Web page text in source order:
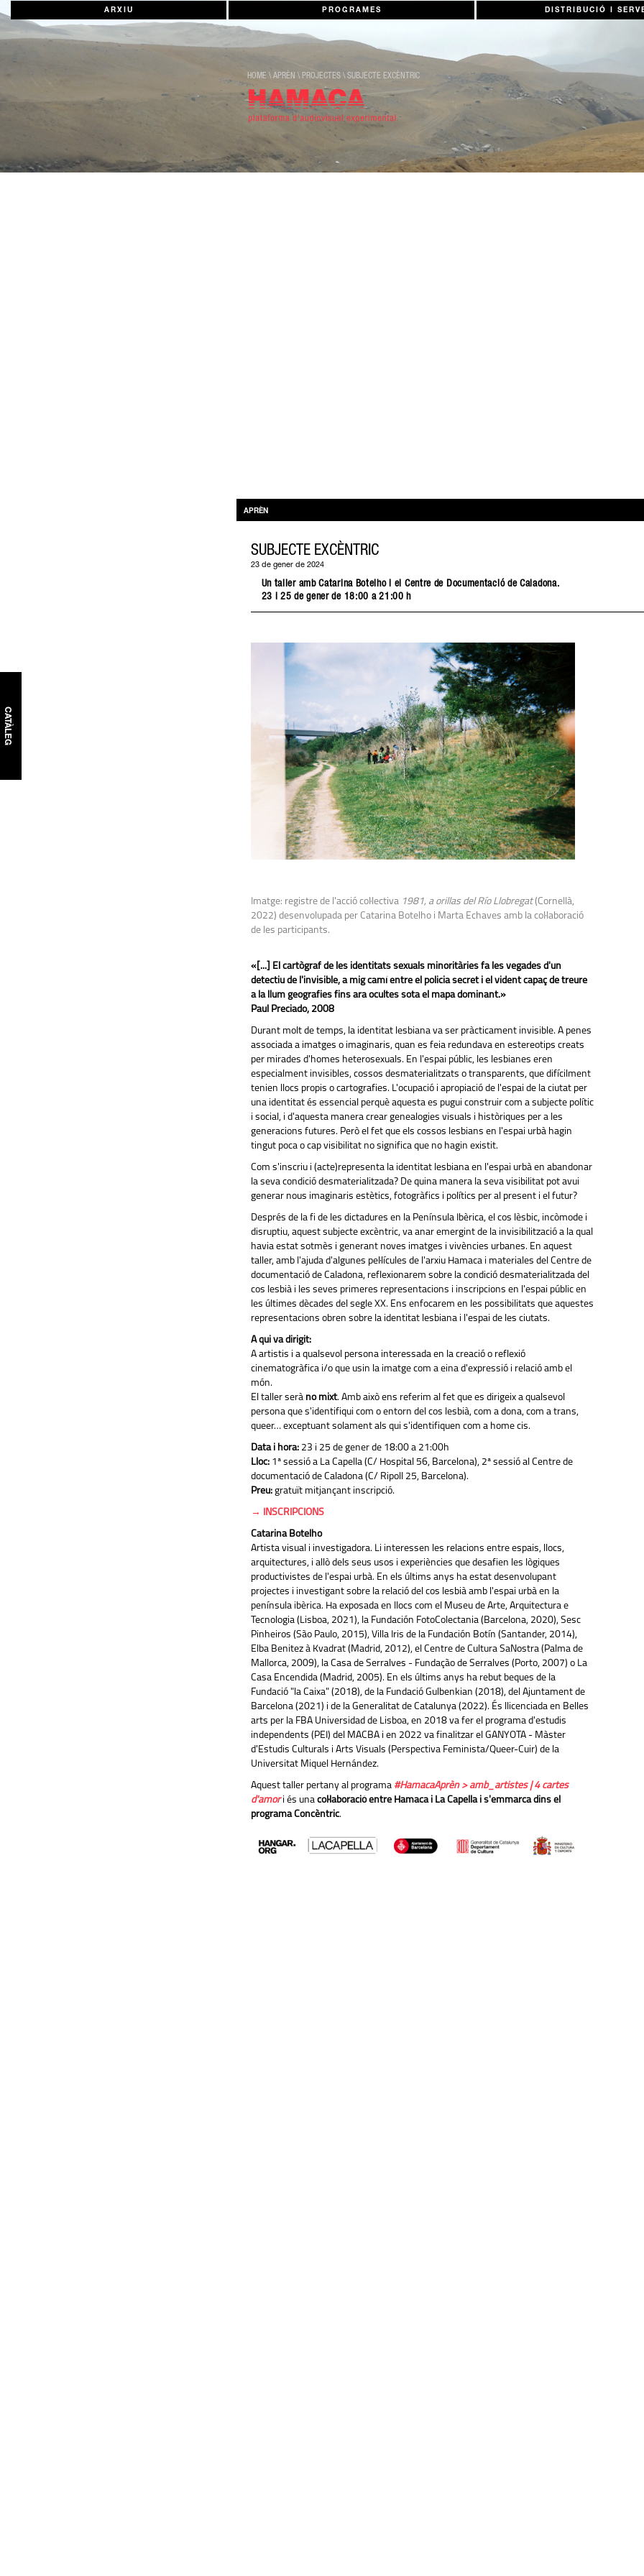
ARXIU PROGRAMES DISTRIBUCIÓ I
HOME \ APRÈN \ PROJECTES\ SUBJECTE EXCÈNTRIC
CATÀLEG
APRÈN
SUBJECTE EXCÈNTRIC
23 de gener de 2024
Un taller amb Catarina Botelho i el Centre de Documentació de Caladona.
23 i 25 de gener de 18:00 a 21:00 h
Imatge: registre de l'acció col·lectiva 1981, a orillas del Río Llobregat(Cornellà,
2022) desenvolupada per Catarina Botelho i Marta Echaves amb la col·laboració
de les participants.
«[...] El cartògraf de les identitats sexuals minoritàries fa les vegades d'un
detectiu de l'invisible, a mig camí entre el policia secret i el vident capaç de treure
a la llum geografies fins ara ocultes sota el mapa dominant.»
Paul Preciado, 2008
Durant molt de temps, la identitat lesbiana va ser pràcticament invisible. A penes
associada a imatges o imaginaris, quan es feia redundava en estereotips creats
per mirades d'homes heterosexuals. En l'espai públic, les lesbianes eren
especialment invisibles, cossos desmaterialitzats o transparents, que difícilment
tenien llocs propis o cartografies. L'ocupació i apropiació de l'espai de la ciutat per
una identitat és essencial perquè aquesta es pugui construir com a subjecte polític
i social, i d'aquesta manera crear genealogies visuals i històriques per a les
generacions futures. Però el fet que els cossos lesbians en l'espai urbà hagin
tingut poca o cap visibilitat no significa que no hagin existit.
Com s'inscriu i (acte)representa la identitat lesbiana en l'espai urbà en abandonar
la seva condició desmaterialitzada? De quina manera la seva visibilitat pot avui
generar nous imaginaris estètics, fotogràfics i polítics per al present i el futur?
Després de la fi de les dictadures en la Península Ibèrica, el cos lèsbic, incòmode i
disruptiu, aquest subjecte excèntric, va anar emergint de la invisibilització a la qual
havia estat sotmès i generant noves imatges i vivències urbanes. En aquest
taller, amb l'ajuda d'algunes pel·lícules de l'arxiu Hamaca i materiales del Centre de
documentació de Caladona, reflexionarem sobre la condició desmaterialitzada del
cos lesbià i les seves primeres representacions i inscripcions en l'espai públic en
les últimes dècades del segle XX. Ens enfocarem en les possibilitats que aquestes
representacions obren sobre la identitat lesbiana i l'espai de les ciutats.
A qui va dirigit:
A artistis i a qualsevol persona interessada en la creació o reflexió
cinematogràfica i/o que usin la imatge com a eina d'expressió i relació amb el
món.
El taller serà no mixt. Amb això ens referim al fet que es dirigeix a qualsevol
persona que s'identifiqui com o entorn del cos lesbià, com a dona, com a trans,
queer… exceptuant solament als qui s'identifiquen com a home cis.
Data i hora:23 i 25 de gener de 18:00 a 21:00h
Lloc:1ª sessió a La Capella (C/ Hospital 56, Barcelona), 2ª sessió al Centre de
documentació de Caladona (C/ Ripoll 25, Barcelona).
Preu:gratuït mitjançant inscripció.
→ INSCRIPCIONS
Catarina Botelho
Artista visual i investigadora. Li interessen les relacions entre espais, llocs,
arquitectures, i allò dels seus usos i experiències que desafien les lògiques
productivistes de l'espai urbà. En els últims anys ha estat desenvolupant
projectes i investigant sobre la relació del cos lesbià amb l'espai urbà en la
península ibèrica. Ha exposada en llocs com el Museu de Arte, Arquitectura e
Tecnologia (Lisboa, 2021), la Fundación FotoColectania (Barcelona, 2020), Sesc
Pinheiros (São Paulo, 2015), Villa Iris de la Fundación Botín (Santander, 2014),
Elba Benitez à Kvadrat (Madrid, 2012), el Centre de Cultura SaNostra (Palma de
Mallorca, 2009), la Casa de Serralves - Fundação de Serralves (Porto, 2007) o La
Casa Encendida (Madrid, 2005). En els últims anys ha rebut beques de la
Fundació "la Caixa" (2018), de la Fundació Gulbenkian (2018), del Ajuntament de
Barcelona (2021) i de la Generalitat de Catalunya (2022). És llicenciada en Belles
arts per la FBA Universidad de Lisboa, en 2018 va fer el programa d'estudis
independents (PEI) del MACBA i en 2022 va finalitzar el GANYOTA - Màster
d'Estudis Culturals i Arts Visuals (Perspectiva Feminista/Queer-Cuir) de la
Universitat Miquel Hernández.
Aquest taller pertany al programa #HamacaAprèn > amb_artistes | 4 cartes
d'amori és una col·laboració entre Hamaca i La Capella i s'emmarca dins el
programa Concèntric.